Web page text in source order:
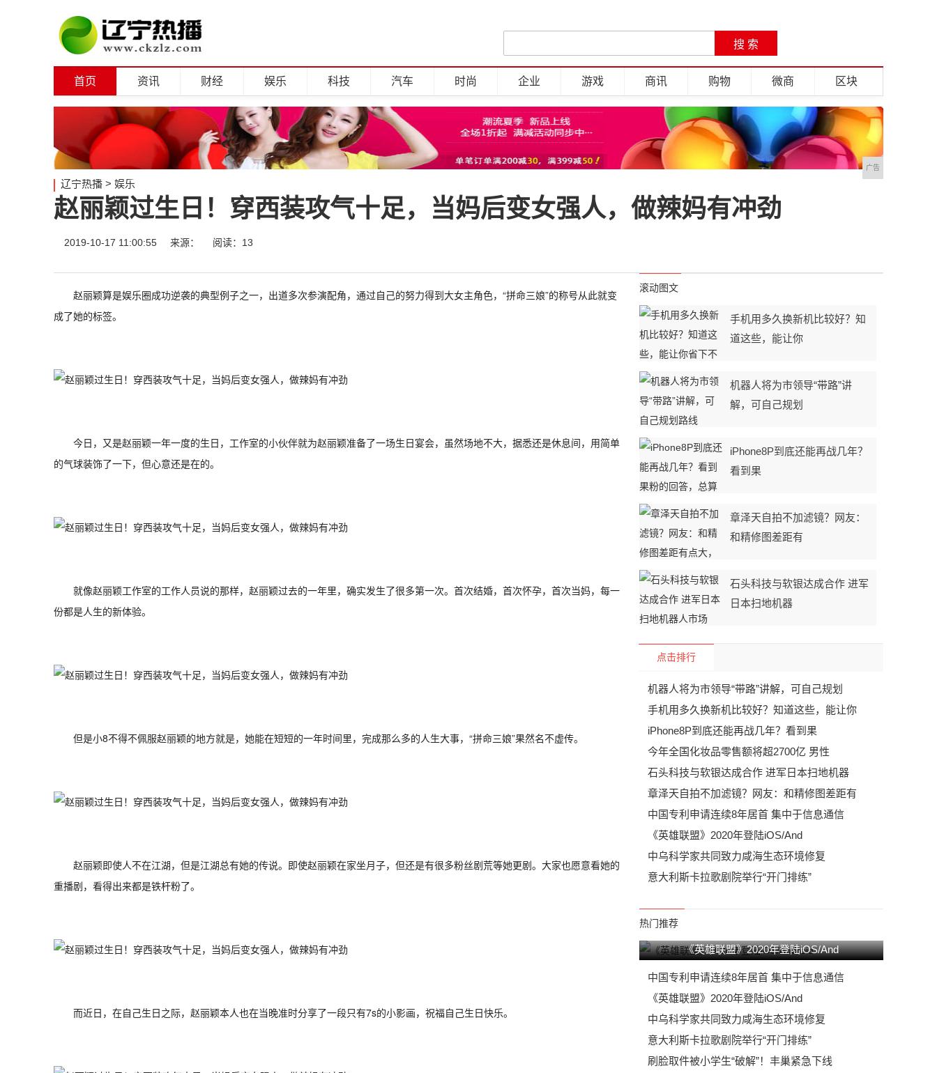
首页 资讯 财经 娱乐 科技 汽车 时尚 企业 游戏 商讯 购物 微商 区块
广告
辽宁热播 > 娱乐
赵丽颖过生日！穿西装攻气十足，当妈后变女强人，做辣妈有冲劲
2019-10-17 11:00:55 来源： 阅读：13
赵丽颖算是娱乐圈成功逆袭的典型例子之一，出道多次参演配角，通过自己的努力得到大女主角色，“拼命三娘”的称号从此就变
成了她的标签。
今日，又是赵丽颖一年一度的生日，工作室的小伙伴就为赵丽颖准备了一场生日宴会，虽然场地不大，据悉还是休息间，用简单
的气球装饰了一下，但心意还是在的。
就像赵丽颖工作室的工作人员说的那样，赵丽颖过去的一年里，确实发生了很多第一次。首次结婚，首次怀孕，首次当妈，每一
份都是人生的新体验。
但是小8不得不佩服赵丽颖的地方就是，她能在短短的一年时间里，完成那么多的人生大事，“拼命三娘”果然名不虚传。
赵丽颖即使人不在江湖，但是江湖总有她的传说。即使赵丽颖在家坐月子，但还是有很多粉丝剧荒等她更剧。大家也愿意看她的
重播剧，看得出来都是铁杆粉了。
而近日，在自己生日之际，赵丽颖本人也在当晚准时分享了一段只有7s的小影画，祝福自己生日快乐。
滚动图文
手机用多久换新机比较好？知
道这些，能让你
机器人将为市领导“带路”讲
解，可自己规划
iPhone8P到底还能再战几年？
看到果
章泽天自拍不加滤镜？网友：
和精修图差距有
石头科技与软银达成合作 进军
日本扫地机器
点击排行
机器人将为市领导“带路”讲解，可自己规划
手机用多久换新机比较好？知道这些，能让你
iPhone8P到底还能再战几年？看到果
今年全国化妆品零售额将超2700亿 男性
石头科技与软银达成合作 进军日本扫地机器
章泽天自拍不加滤镜？网友：和精修图差距有
中国专利申请连续8年居首 集中于信息通信
《英雄联盟》2020年登陆iOS/And
中乌科学家共同致力咸海生态环境修复
意大利斯卡拉歌剧院举行“开门排练”
热门推荐
《英雄联盟》2020年登陆iOS/And
中国专利申请连续8年居首 集中于信息通信
《英雄联盟》2020年登陆iOS/And
中乌科学家共同致力咸海生态环境修复
意大利斯卡拉歌剧院举行“开门排练”
刷脸取件被小学生“破解”！丰巢紧急下线